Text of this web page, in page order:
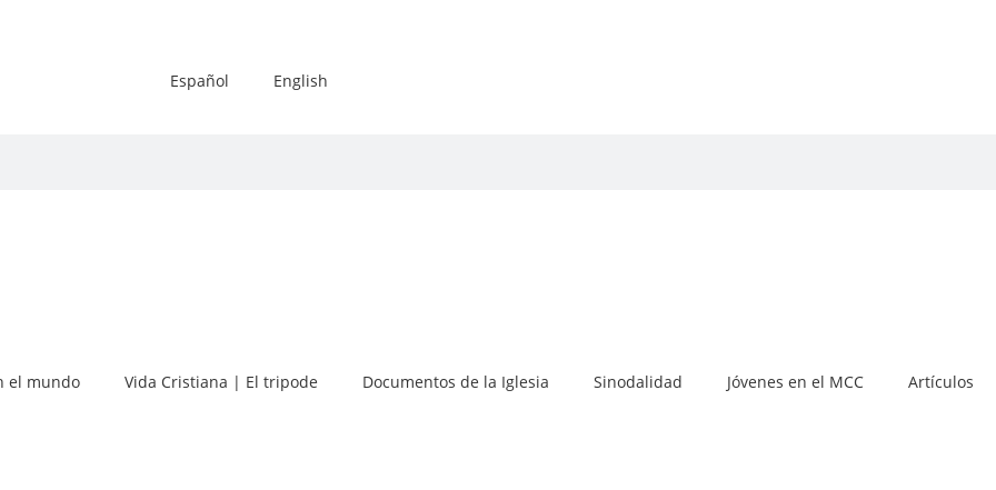
Español English
el mundo Vida Cristiana | El tripode Documentos de la Iglesia Sinodalidad Jóvenes en el MCC Artículos